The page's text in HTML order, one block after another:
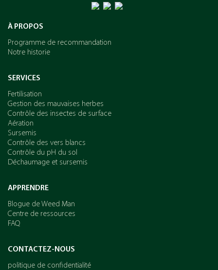
À PROPOS
Programme de recommandation
Notre historie
SERVICES
Fertilisation
Gestion des mauvaises herbes
Contrôle des insectes de surface
Aération
Sursemis
Contrôle des vers blancs
Contrôle du pH du sol
Déchaumage et sursemis
APPRENDRE
Blogue de Weed Man
Centre de ressources
FAQ
CONTACTEZ-NOUS
politique de confidentialité